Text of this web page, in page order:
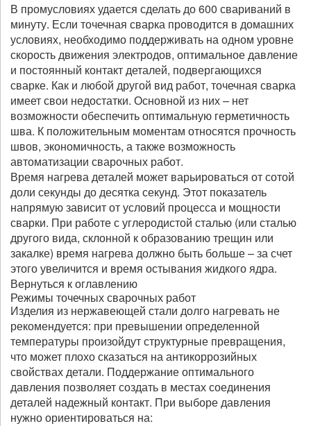
В промусловиях удается сделать до 600 свариваний в
минуту. Если точечная сварка проводится в домашних
условиях, необходимо поддерживать на одном уровне
скорость движения электродов, оптимальное давление
и постоянный контакт деталей, подвергающихся
сварке. Как и любой другой вид работ, точечная сварка
имеет свои недостатки. Основной из них – нет
возможности обеспечить оптимальную герметичность
шва. К положительным моментам относятся прочность
швов, экономичность, а также возможность
автоматизации сварочных работ.
Время нагрева деталей может варьироваться от сотой
доли секунды до десятка секунд. Этот показатель
напрямую зависит от условий процесса и мощности
сварки. При работе с углеродистой сталью (или сталью
другого вида, склонной к образованию трещин или
закалке) время нагрева должно быть больше – за счет
этого увеличится и время остывания жидкого ядра.
Вернуться к оглавлению
Режимы точечных сварочных работ
Изделия из нержавеющей стали долго нагревать не
рекомендуется: при превышении определенной
температуры произойдут структурные превращения,
что может плохо сказаться на антикоррозийных
свойствах детали. Поддержание оптимального
давления позволяет создать в местах соединения
деталей надежный контакт. При выборе давления
нужно ориентироваться на: